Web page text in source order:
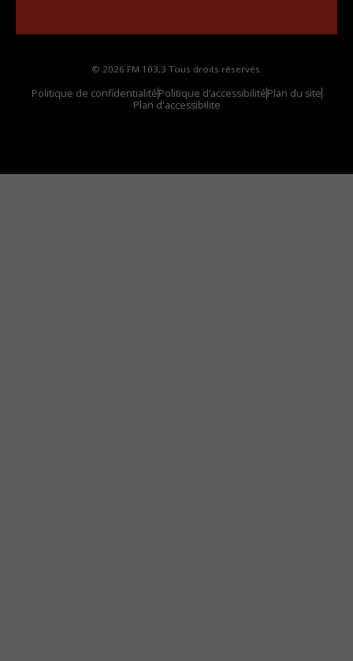
© 2026 FM 103,3 Tous droits réservés.
Politique de confidentialitéPolitique d’accessibilitéPlan du site
Plan d'accessibilite